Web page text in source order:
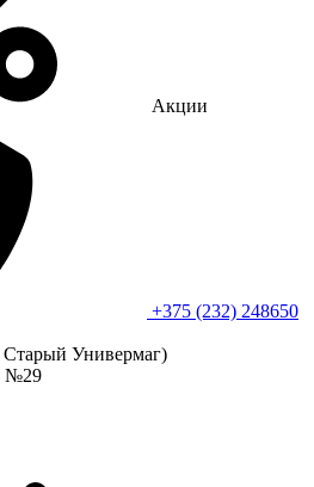
Акции
+375 (232) 248650
Старый Универмаг)
№29